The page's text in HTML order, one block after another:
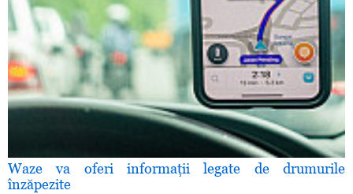
Waze va oferi informaţii legate de drumurile
înzăpezite